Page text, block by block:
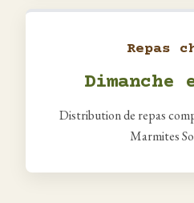
Repas
Distribution de repas
Marmites